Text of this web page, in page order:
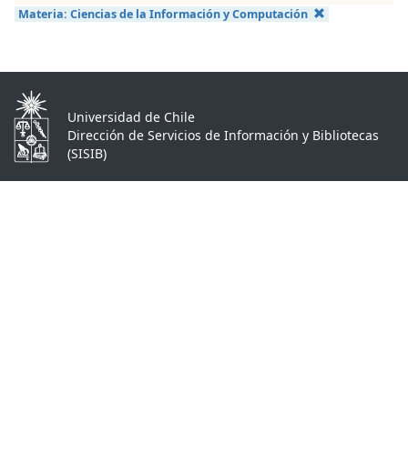
Materia: Ciencias de la Información y Computación
Universidad de Chile
Dirección de Servicios de Información y Bibliotecas
(SISIB)